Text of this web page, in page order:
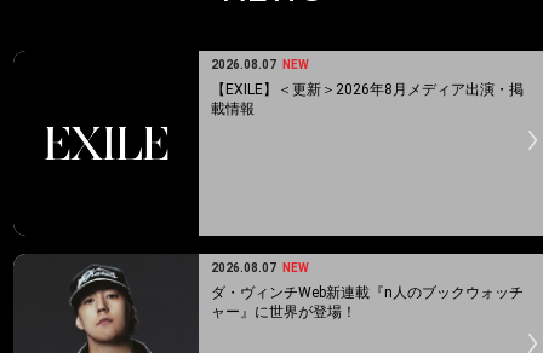
2026.08.07 NEW
【EXILE】＜更新＞2026年8月メディア出演・掲
載情報
2026.08.07 NEW
ダ・ヴィンチWeb新連載『n人のブックウォッチ
ャー』に世界が登場！